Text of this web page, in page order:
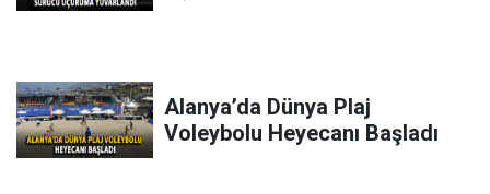
Alanya’da Dünya Plaj
Voleybolu Heyecanı Başladı